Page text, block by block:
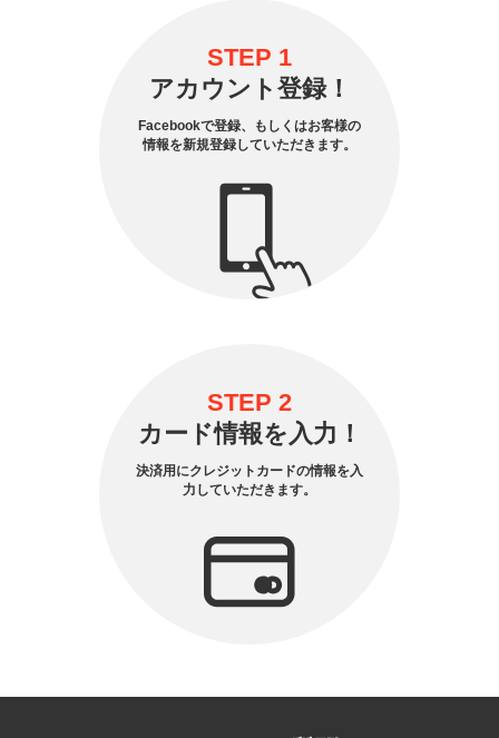
STEP 1
アカウント登録！
Facebookで登録、もしくはお客様の
情報を新規登録していただきます。
STEP 2
カード情報を入力！
決済用にクレジットカードの情報を入
力していただきます。